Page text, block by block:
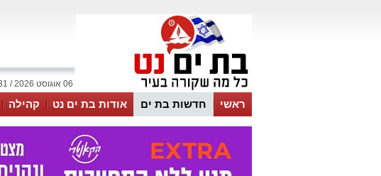
06 אוגוסט 2026 / 17:31
ראשי חדשות בת ים אודות בת ים נט קהילה